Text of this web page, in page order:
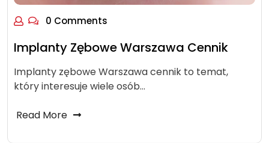
0 Comments
Implanty Zębowe Warszawa Cennik
Implanty zębowe Warszawa cennik to temat,
który interesuje wiele osób…
Read More